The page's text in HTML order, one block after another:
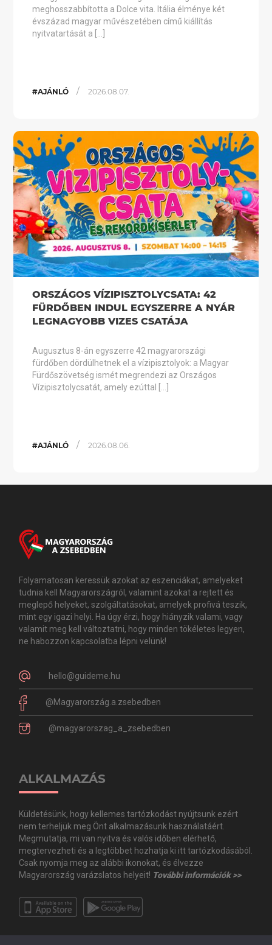
meghosszabbította a Dolce vita. Itália élménye két
évszázad magyar művészetében című kiállítás
nyitvatartását a […]
#AJÁNLÓ / 2026.08.07.
ORSZÁGOS VÍZIPISZTOLYCSATA: 42
FÜRDŐBEN INDUL EGYSZERRE A NYÁR
LEGNAGYOBB VIZES CSATÁJA
Augusztus 8-án egyszerre 42 magyarországi
fürdőben dördülhetnek el a vízipisztolyok: a Magyar
Fürdőszövetség ismét megrendezi az Országos
Vízipisztolycsatát, amely ezúttal […]
#AJÁNLÓ / 2026.08.06.
Folyamatosan keressük azokat az eszenciákat, amelyeket
tudnia kell Magyarországról, valamint azokat a rejtett és
meglepő helyeket, szolgáltatásokat, amelyek profivá teszik,
mint egy igazi helyi. Ha úgy érzi, hogy hiányzik valami, vagy
valamit meg kell változtatni, hogy minden tökéletes legyen,
ne habozzon kapcsolatba lépni velünk!
hello@guideme.hu
@Magyarország.a.zsebedben
@magyarorszag_a_zsebedben
ALKALMAZÁS
Küldetésünk, hogy kellemes tartózkodást nyújtsunk ezért
nem terheljük meg Önt alkalmazásunk használatáért.
Megmutatja, mi van nyitva és valós időben elérhető,
megtervezheti és a legtöbbet hozhatja ki itt tartózkodásából.
Csak nyomja meg az alábbi ikonokat, és élvezze
Magyarország varázslatos helyeit! További információk >>